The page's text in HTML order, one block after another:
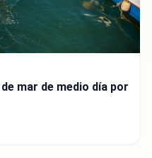
mar de medio día por